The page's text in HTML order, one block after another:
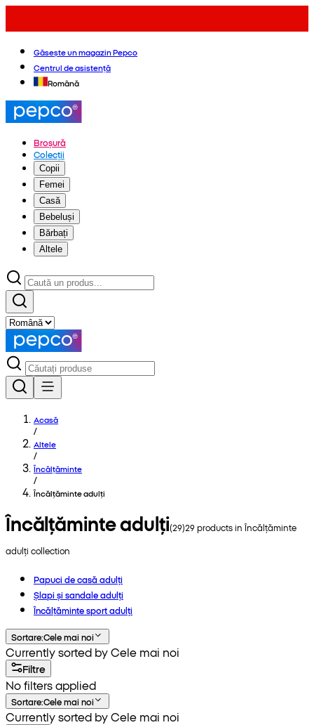
Găsește un magazin Pepco
Centrul de asistență
Română
Broșură
Colecții
Copii
Femei
Casă
Bebeluși
Bărbați
Altele
Acasă
/
Altele
/
Încălțăminte
/
Încălțăminte adulți
Încălțăminte adulți(29)29 products inÎncălțăminte
adulți collection
Papuci de casă adulți
Șlapi și sandale adulți
Încălțăminte sport adulți
Sortare:Cele mai noi
Currently sorted by Cele mai noi
Filtre
No filters applied
Sortare:Cele mai noi
Currently sorted by Cele mai noi